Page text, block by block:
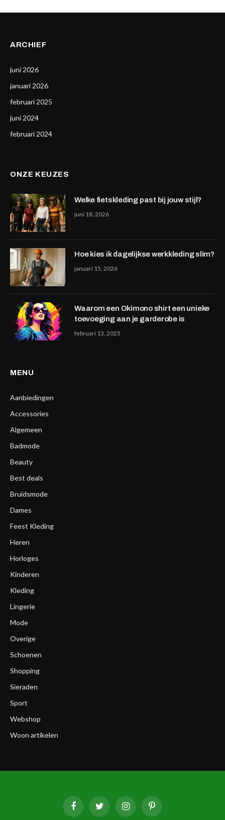
ARCHIEF
juni 2026
januari 2026
februari 2025
juni 2024
februari 2024
ONZE KEUZES
Welke fietskleding past bij jouw stijl?
juni 18, 2026
Hoe kies ik dagelijkse werkkleding slim?
januari 15, 2026
Waarom een Okimono shirt een unieke
toevoeging aan je garderobe is
februari 13, 2025
MENU
Aanbiedingen
Accessories
Algemeen
Badmode
Beauty
Best deals
Bruidsmode
Dames
Feest Kleding
Heren
Horloges
Kinderen
Kleding
Lingerie
Mode
Overige
Schoenen
Shopping
Sieraden
Sport
Webshop
Woon artikelen
FacebookTwitter InstagramPinterest